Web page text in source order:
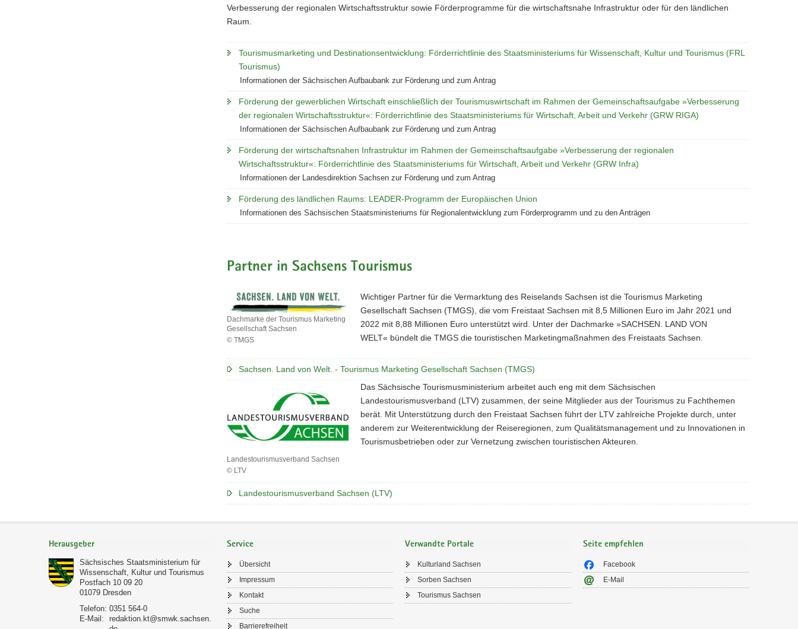
Verbesserung der regionalen Wirtschaftsstruktur sowie Förderprogramme für die wirtschaftsnahe Infrastruktur oder für den ländlichen
Raum.
Tourismusmarketing und Destinationsentwicklung: Förderrichtlinie des Staatsministeriums für Wissenschaft, Kultur und Tourismus (FRL
Tourismus)
Informationen der Sächsischen Aufbaubank zur Förderung und zum Antrag
Förderung der gewerblichen Wirtschaft einschließlich der Tourismuswirtschaft im Rahmen der Gemeinschaftsaufgabe »Verbesserung
der regionalen Wirtschaftsstruktur«: Förderrichtlinie des Staatsministeriums für Wirtschaft, Arbeit und Verkehr (GRW RIGA)
Informationen der Sächsischen Aufbaubank zur Förderung und zum Antrag
Förderung der wirtschaftsnahen Infrastruktur im Rahmen der Gemeinschaftsaufgabe »Verbesserung der regionalen
Wirtschaftsstruktur«: Förderrichtlinie des Staatsministeriums für Wirtschaft, Arbeit und Verkehr (GRW Infra)
Informationen der Landesdirektion Sachsen zur Förderung und zum Antrag
Förderung des ländlichen Raums: LEADER-Programm der Europäischen Union
Informationen des Sächsischen Staatsministeriums für Regionalentwicklung zum Förderprogramm und zu den Anträgen
Partner in Sachsens Tourismus
Dachmarke der Tourismus Marketing
Gesellschaft Sachsen
© TMGS
der
Tourismus
Marketing
Wichtiger Partner für die Vermarktung des Reiselands Sachsen ist die Tourismus Marketing
Gesellschaft Sachsen (TMGS), die vom Freistaat Sachsen mit 8,5 Millionen Euro im Jahr 2021 und
2022 mit 8,88 Millionen Euro unterstützt wird. Unter der Dachmarke »SACHSEN. LAND VON
WELT« bündelt die TMGS die touristischen Marketingmaßnahmen des Freistaats Sachsen.
Sachsen. Land von Welt. - Tourismus Marketing Gesellschaft Sachsen (TMGS)
Landestourismusverband Sachsen
© LTV
Landestourismusverband
Sachsen
Das Sächsische Tourismusministerium arbeitet auch eng mit dem Sächsischen
Landestourismusverband (LTV) zusammen, der seine Mitglieder aus der Tourismus zu Fachthemen
berät. Mit Unterstützung durch den Freistaat Sachsen führt der LTV zahlreiche Projekte durch, unter
anderem zur Weiterentwicklung der Reiseregionen, zum Qualitätsmanagement und zu Innovationen in
Tourismusbetrieben oder zur Vernetzung zwischen touristischen Akteuren.
Landestourismusverband Sachsen (LTV)
Herausgeber
Sächsisches Staatsministerium für
Wissenschaft, Kultur und Tourismus
Postfach 10 09 20
01079 Dresden
Telefon: 0351 564-0
E-Mail:
redaktion.kt@smwk.sachsen.
Service
Übersicht
Impressum
Kontakt
Suche
Barrierefreiheit
Verwandte Portale
Kulturland Sachsen
Sorben Sachsen
Tourismus Sachsen
Seite empfehlen
Facebook
E-Mail